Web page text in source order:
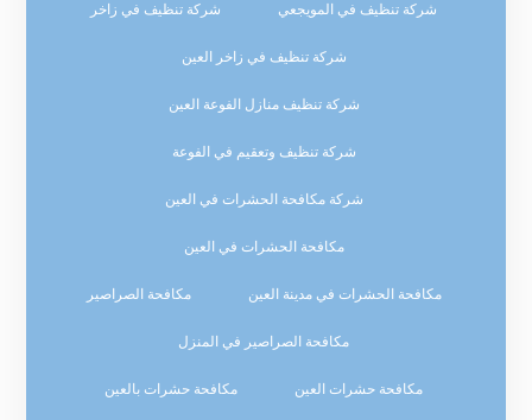
شركة تنظيف في المويجعي شركة تنظيف في زاخر
شركة تنظيف في زاخر العين
شركة تنظيف منازل الفوعة العين
شركة تنظيف وتعقيم في الفوعة
شركة مكافحة الحشرات في العين
مكافحة الحشرات في العين
مكافحة الحشرات في مدينة العين مكافحة الصراصير
مكافحة الصراصير في المنزل
مكافحة حشرات العين مكافحة حشرات بالعين